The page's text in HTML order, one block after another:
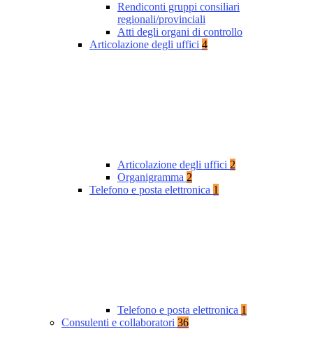
Rendiconti gruppi consiliari
regionali/provinciali
Atti degli organi di controllo
Articolazione degli uffici 4
Articolazione degli uffici 2
Organigramma 2
Telefono e posta elettronica 1
Telefono e posta elettronica 1
Consulenti e collaboratori 36